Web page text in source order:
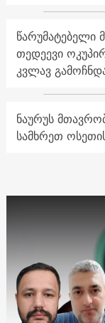
წარუმატებელი
თედეევი
კვლავ
ნაურუს
სამხრეთ